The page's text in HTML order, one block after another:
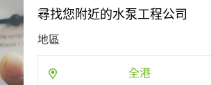
尋找您附近的水泵工程公司
地區
全港